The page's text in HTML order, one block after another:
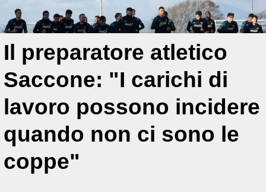
Il preparatore atletico
Saccone: "I carichi di
lavoro possono incidere
quando non ci sono le
coppe"